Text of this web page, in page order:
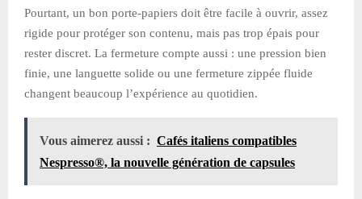
Pourtant, un bon porte-papiers doit être facile à ouvrir, assez
rigide pour protéger son contenu, mais pas trop épais pour
rester discret. La fermeture compte aussi : une pression bien
finie, une languette solide ou une fermeture zippée fluide
changent beaucoup l’expérience au quotidien.
Vous aimerez aussi : Cafés italiens compatibles
Nespresso®, la nouvelle génération de capsules